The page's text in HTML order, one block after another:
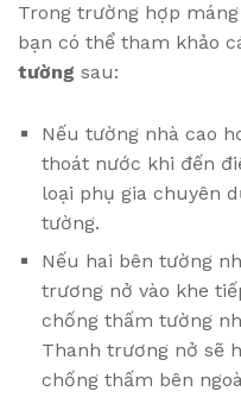
Trong trường hợp
bạn có thể tham khảo
tường sau:
Nếu tường nhà cao
thoát nước khi đến
loại phụ gia chuyên
tường.
Nếu hai bên tường
trương nở vào khe
chống thấm tường
Thanh trương nở sẽ
chống thấm bên